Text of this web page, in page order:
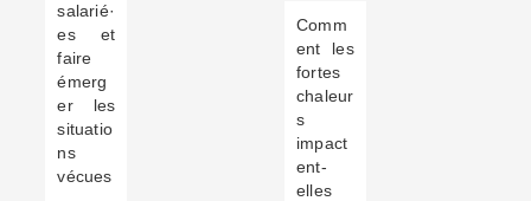
salarié·
es et
faire
émerg
er les
situatio
ns
vécues
Comm
ent les
fortes
chaleur
s
impact
ent-
elles